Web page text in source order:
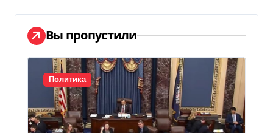
Вы пропустили
Политика